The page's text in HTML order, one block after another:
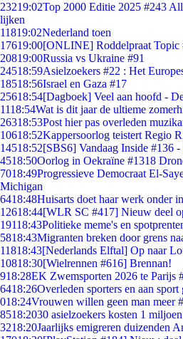
23219:02Top 2000 Editie 2025 #243
lijken
11819:02Nederland toen
17619:00[ONLINE] Roddelpraat Topic
20819:00Russia vs Ukraine #91
24518:59Asielzoekers #22 : Het
18518:56Israel en Gaza #17
25618:54[Dagboek] Veel aan hoofd -
1118:54Wat is dit jaar de ultieme
26318:53Post hier pas overleden
10618:52Kappersoorlog teistert Regio
14518:52[SBS6] Vandaag Inside #136
4518:50Oorlog in Oekraïne #1318
7018:49Progressieve Democraat El-
Michigan
6418:48Huisarts doet haar werk onder
12618:44[WLR SC #417] Nieuw deel
19118:43Politieke meme's en
5818:43Migranten breken door grens
11818:43[Nederlands Elftal] Op naar
10818:30[Wielrennen #616] Brennan!
918:28EK Zwemsporten 2026 te Parijs
6418:26Overleden sporters en aan sport
018:24Vrouwen willen geen man meer
8518:2030 asielzoekers kosten 1
3218:20Jaarlijks emigreren duizenden